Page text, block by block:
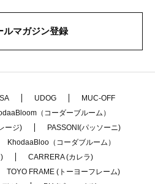
ルマガジン登録
UDOG
MUC-OFF
（コーダーブルーム）
ージ)
PASSONI(パッソーニ)
KhodaaBloo（コーダブルーム）
CARRERA (カレラ)
TOYO FRAME (トーヨーフレーム)